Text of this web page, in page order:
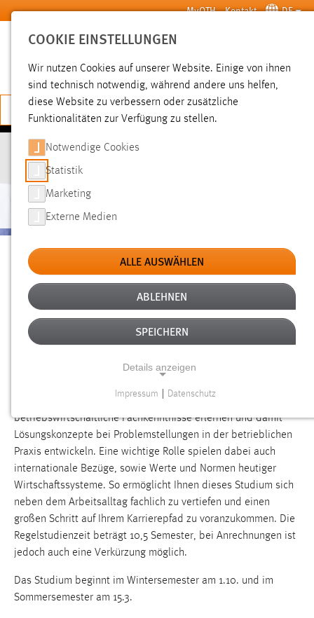
Zum Hauptinhalt springen MyOTH Kontakt DE
SUCHE
JETZT BEWERBEN
HANDELS- UND
DIENSTLEISTUNGSMANAGEMENT
(BERUFSBEGLEITEND)
Studium Studienangebote Studienbereiche
Der berufsbegleitende Bachelorstudiengang „Handels- und
Dienstleistungsmanagement“ vermittelt Ihnen fachlich
fundierte, praxisbezogene und breit gefächerte
betriebswirtschaftliche Grundlagen. Dabei erlaubt Ihnen die
und Dienstleistungsmanagement
betriebswirtschaftliche Fachkenntnisse erlernen und damit
Lösungskonzepte bei Problemstellungen in der betrieblichen
Praxis entwickeln. Eine wichtige Rolle spielen dabei auch
internationale Bezüge, sowie Werte und Normen heutiger
Wirtschaftssysteme. So ermöglicht Ihnen dieses Studium sich
neben dem Arbeitsalltag fachlich zu vertiefen und einen
großen Schritt auf Ihrem Karrierepfad zu voranzukommen. Die
Regelstudienzeit beträgt 10,5 Semester, bei Anrechnungen ist
jedoch auch eine Verkürzung möglich.
Das Studium beginnt im Wintersemester am 1.10. und im
Sommersemester am 15.3.
COOKIE EINSTELLUNGEN
Wir nutzen Cookies auf unserer Website. Einige von ihnen
sind technisch notwendig, während andere uns helfen,
diese Website zu verbessern oder zusätzliche
Funktionalitäten zur Verfügung zu stellen.
Notwendige Cookies
Statistik
Marketing
Externe Medien
ALLE AUSWÄHLEN
ABLEHNEN
SPEICHERN
Details anzeigen
Notwendige Cookies ermöglichen grundlegende
Funktionen und sind für die einwandfreie Funktion der
Website erforderlich.
Einverständnis
Name:
cookie_consent
Dieser Cookie speichert die ausgewählten Einverständnis-
Optionen des Benutzers
Impressum Datenschutz